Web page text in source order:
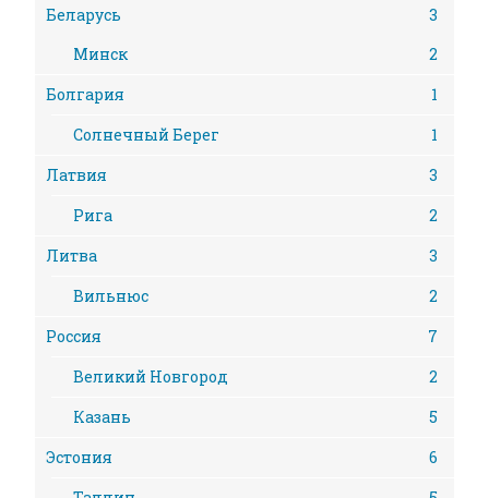
Беларусь
3
Минск
2
Болгария
1
Солнечный Берег
1
Латвия
3
Рига
2
Литва
3
Вильнюс
2
Россия
7
Великий Новгород
2
Казань
5
Эстония
6